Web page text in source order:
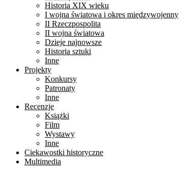
Historia XIX wieku
I wojna światowa i okres międzywojenny
II Rzeczpospolita
II wojna światowa
Dzieje najnowsze
Historia sztuki
Inne
Projekty
Konkursy
Patronaty
Inne
Recenzje
Książki
Film
Wystawy
Inne
Ciekawostki historyczne
Multimedia